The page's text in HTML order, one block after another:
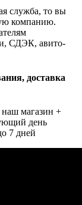
служба, то вы
компанию.
СДЭК, авито-
доставка
наш магазин +
день
7 дней